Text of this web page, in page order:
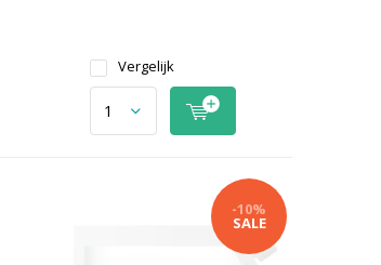
Vergelijk
-10%
SALE